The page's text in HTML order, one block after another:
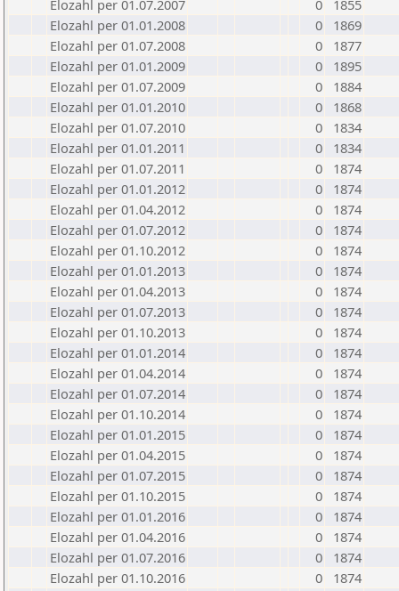
Elozahl per 01.07.2007
0
1855
Elozahl per 01.01.2008
0
1869
Elozahl per 01.07.2008
0
1877
Elozahl per 01.01.2009
0
1895
Elozahl per 01.07.2009
0
1884
Elozahl per 01.01.2010
0
1868
Elozahl per 01.07.2010
0
1834
Elozahl per 01.01.2011
0
1834
Elozahl per 01.07.2011
0
1874
Elozahl per 01.01.2012
0
1874
Elozahl per 01.04.2012
0
1874
Elozahl per 01.07.2012
0
1874
Elozahl per 01.10.2012
0
1874
Elozahl per 01.01.2013
0
1874
Elozahl per 01.04.2013
0
1874
Elozahl per 01.07.2013
0
1874
Elozahl per 01.10.2013
0
1874
Elozahl per 01.01.2014
0
1874
Elozahl per 01.04.2014
0
1874
Elozahl per 01.07.2014
0
1874
Elozahl per 01.10.2014
0
1874
Elozahl per 01.01.2015
0
1874
Elozahl per 01.04.2015
0
1874
Elozahl per 01.07.2015
0
1874
Elozahl per 01.10.2015
0
1874
Elozahl per 01.01.2016
0
1874
Elozahl per 01.04.2016
0
1874
Elozahl per 01.07.2016
0
1874
Elozahl per 01.10.2016
0
1874